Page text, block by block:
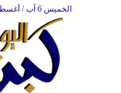
الخميس 6 آب / أغسطس 2026